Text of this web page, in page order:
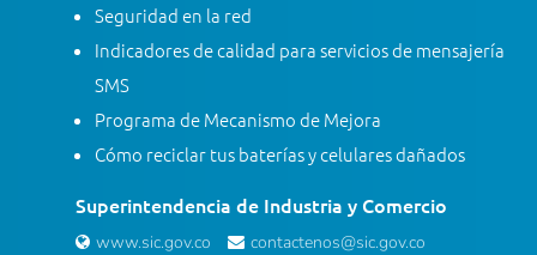
Seguridad en la red
Indicadores de calidad para servicios de mensajería
SMS
Programa de Mecanismo de Mejora
Cómo reciclar tus baterías y celulares dañados
Superintendencia de Industria y Comercio
www.sic.gov.co
contactenos@sic.gov.co